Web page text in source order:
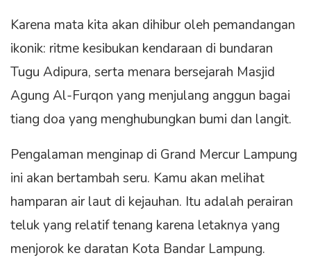
Karena mata kita akan dihibur oleh pemandangan
ikonik: ritme kesibukan kendaraan di bundaran
Tugu Adipura, serta menara bersejarah Masjid
Agung Al-Furqon yang menjulang anggun bagai
tiang doa yang menghubungkan bumi dan langit.
Pengalaman menginap di Grand Mercur Lampung
ini akan bertambah seru. Kamu akan melihat
hamparan air laut di kejauhan. Itu adalah perairan
teluk yang relatif tenang karena letaknya yang
menjorok ke daratan Kota Bandar Lampung.